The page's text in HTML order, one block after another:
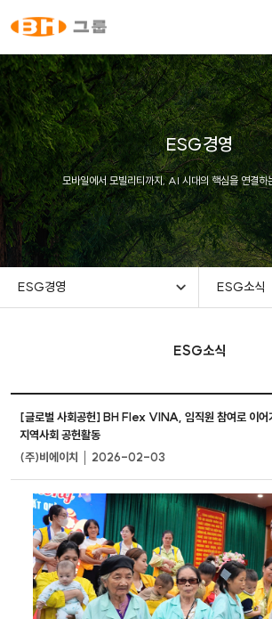
ESG경영
모바일에서 모빌리티까지, AI 시대의 핵심을 연결
ESG경영 ESG소식
ESG소식
[글로벌 사회공헌] BH Flex VINA, 임직원 참여로 이어
지역사회 공헌활동
(주)비에이치 │ 2026-02-03